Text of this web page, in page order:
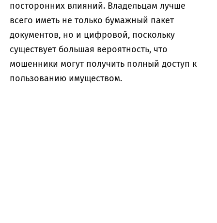
посторонних влияний. Владельцам лучше
всего иметь не только бумажный пакет
документов, но и цифровой, поскольку
существует большая вероятность, что
мошенники могут получить полный доступ к
пользованию имуществом.